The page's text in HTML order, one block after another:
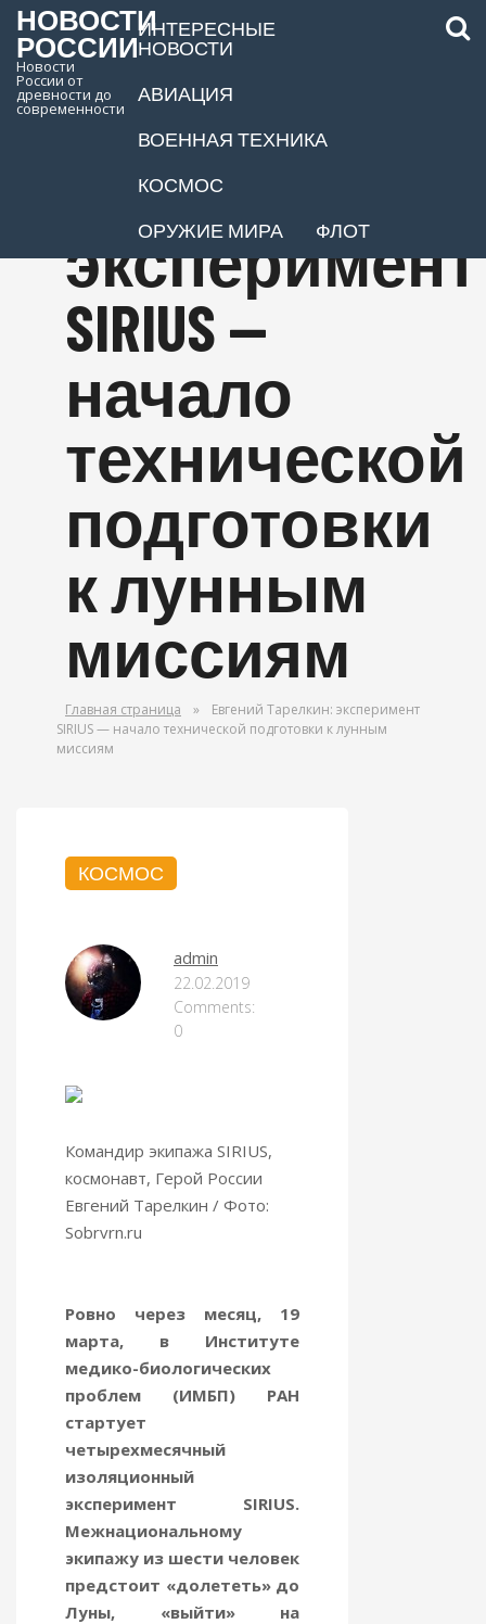
НОВОСТИ
РОССИИ
Новости
России от
древности до
современности
ИНТЕРЕСНЫЕ
НОВОСТИ
АВИАЦИЯ
ВОЕННАЯ ТЕХНИКА
КОСМОС
ОРУЖИЕ МИРА
ФЛОТ
Евгений
Тарелкин:
эксперимент
SIRIUS —
начало
технической
подготовки
к лунным
миссиям
Главная страница »
Евгений Тарелкин: эксперимент
SIRIUS — начало технической подготовки к лунным
миссиям
КОСМОС
admin
22.02.2019
Comments:
0
Командир экипажа SIRIUS,
космонавт, Герой России
Евгений Тарелкин / Фото:
Sobrvrn.ru
Ровно через месяц, 19
марта, в Институте
медико-биологических
проблем (ИМБП) РАН
стартует
четырехмесячный
изоляционный
эксперимент SIRIUS.
Межнациональному
экипажу из шести человек
предстоит «долететь» до
Луны, «выйти» на